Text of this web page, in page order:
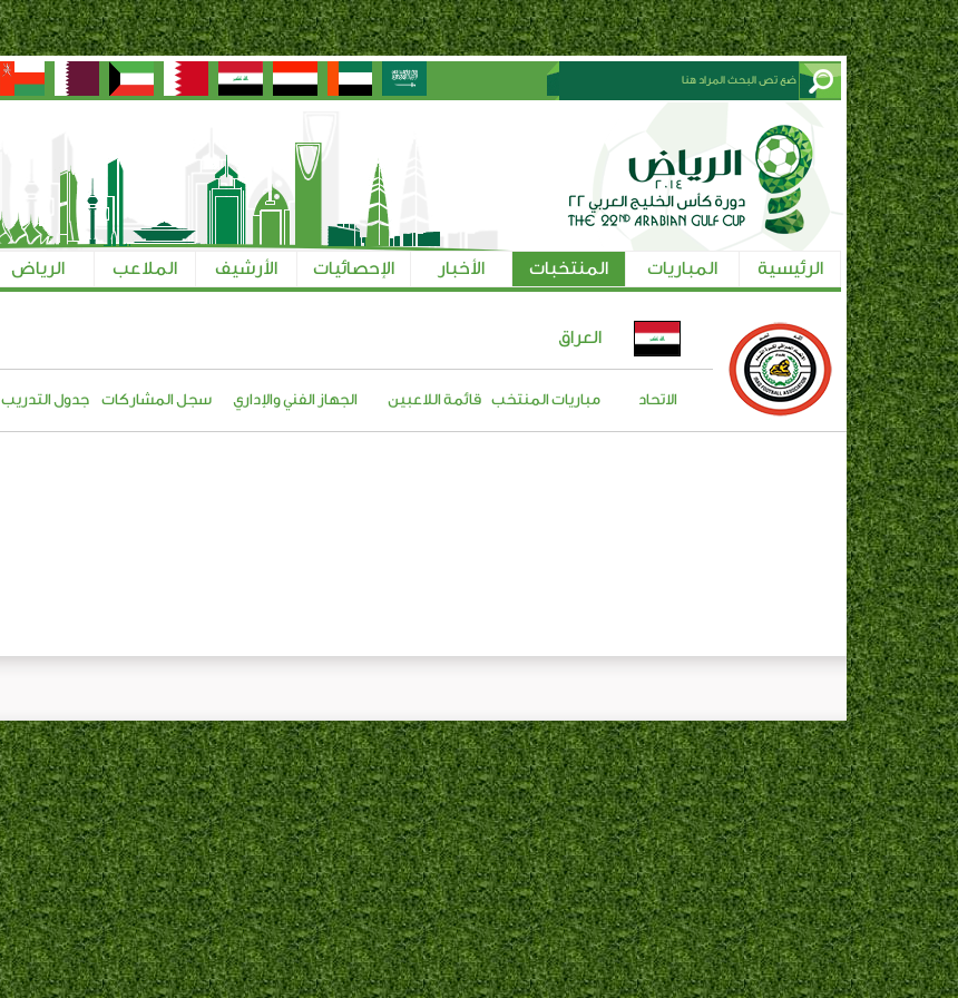
الرئيسية المباريات المنتخبات الأخبار الإحصائيات الأرشيف الملاعب الرياض
العراق
الاتحاد مباريات المنتخب قائمة اللاعبين الجهاز الفني والإداري سجل المشاركات جدول التدريب